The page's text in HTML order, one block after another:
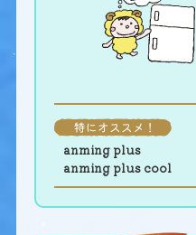
anming plus
anming plus cool